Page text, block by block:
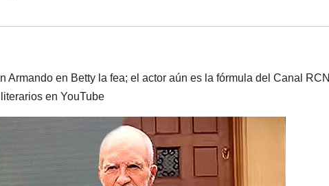
Armando en Betty la fea; el actor aún es la fórmula del Canal RCN
en YouTube